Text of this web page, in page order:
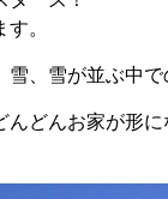
。
、雪が並ぶ中
どんお家が形に